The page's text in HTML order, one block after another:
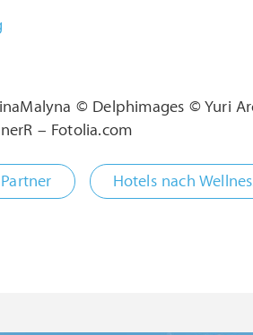
© Delphimages © Yuri
– Fotolia.com
Hotels nach